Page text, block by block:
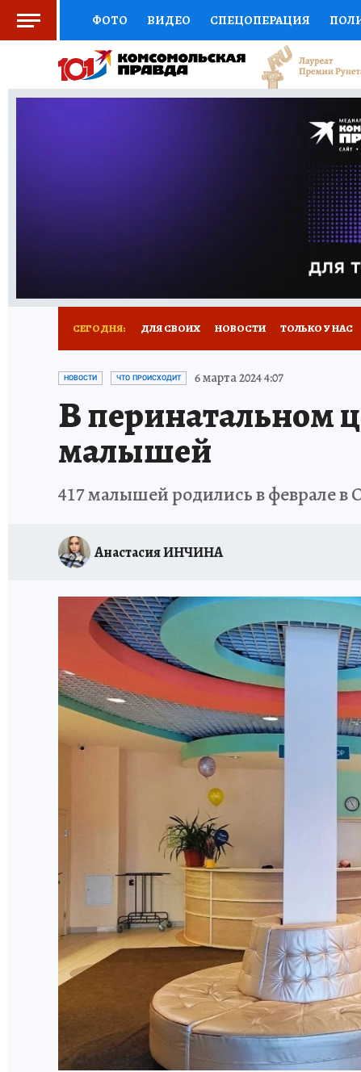
ФОТО ВИДЕО СПЕЦОПЕРАЦИЯ
СОЦПОДДЕРЖКА НАУКА СПОРТ
ВЫБОР ЭКСПЕРТОВ ДОКТОР
ПРОГНОЗЫ НА СПОРТ
НОВОЕ
СЕГОДНЯ: ДЛЯ СВОИХ НОВОСТИ ТОЛЬКО У НАС
СПОРТАКТИВ ОРЕНБУРЖЬЯ - 2025
ИСПЫТАНО НА СЕБЕ
НОВОСТИ ЧТО ПРОИСХОДИТ 6 марта 2024 4:07
В перинатальном
малышей
417 малышей родились в феврале
Анастасия ИНЧИНА